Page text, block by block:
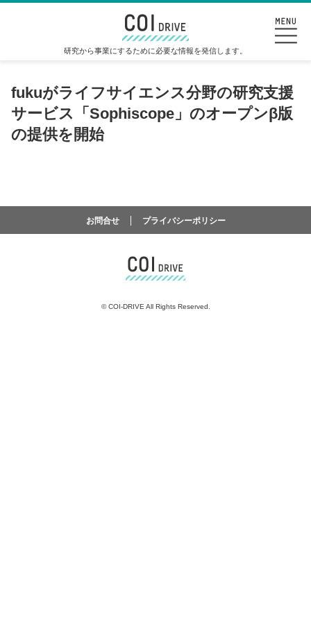
研究から事業にするために必要な情報を発信します。
fukuがライフサイエンス分野の研究支援
サービス「Sophiscope」のオープンβ版
の提供を開始
お問合せ プライバシーポリシー
©COI-DRIVE All Rights Reserved.